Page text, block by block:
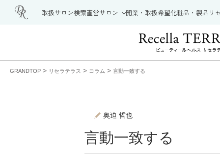
取扱サロン検索直営サロン 開業・取扱希望化粧品・製品 リ
GRANDTOP > リセラテラス > コラム > 言動一致する
奥迫 哲也
言動一致する